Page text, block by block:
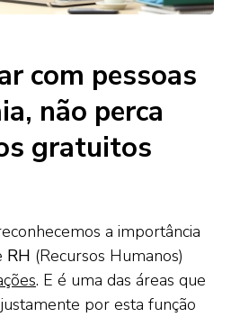
com pessoas
não perca
gratuitos
a importância
RH (Recursos Humanos)
. E é uma das áreas que
por esta função